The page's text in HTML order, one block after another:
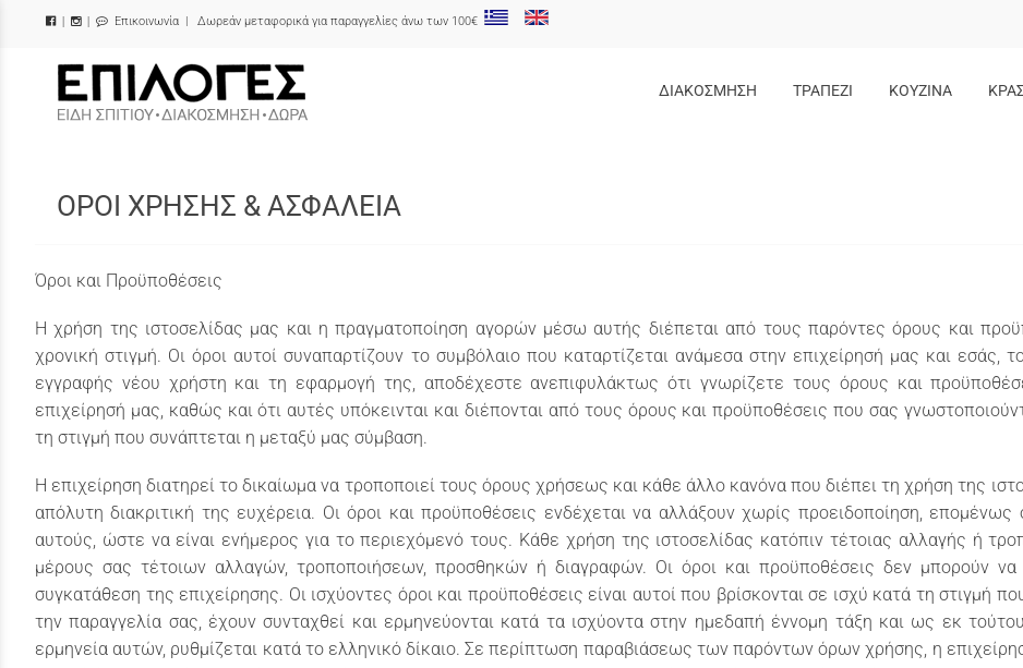
| Επικοινωνία | Δωρεάν μεταφορικά για παραγγελίες άνω των 100€
/
ΔΙΑΚΟΣΜΗΣΗ ΤΡΑΠΕΖΙ ΚΟΥΖΙΝΑ
ΟΡΟΙ ΧΡΗΣΗΣ & ΑΣΦΑΛΕΙΑ
Όροι και Προϋποθέσεις
Η χρήση της ιστοσελίδας μας και η πραγματοποίηση αγορών μέσω αυτής διέπεται από τους παρόντες όρους και
χρονική στιγμή. Οι όροι αυτοί συναπαρτίζουν το συμβόλαιο που καταρτίζεται ανάμεσα στην επιχείρησή μας και
εγγραφής νέου χρήστη και τη εφαρμογή της, αποδέχεστε ανεπιφυλάκτως ότι γνωρίζετε τους όρους και
επιχείρησή μας, καθώς και ότι αυτές υπόκεινται και διέπονται από τους όρους και προϋποθέσεις που σας
τη στιγμή που συνάπτεται η μεταξύ μας σύμβαση.
Η επιχείρηση διατηρεί το δικαίωμα να τροποποιεί τους όρους χρήσεως και κάθε άλλο κανόνα που διέπει τη χρήση της
απόλυτη διακριτική της ευχέρεια. Οι όροι και προϋποθέσεις ενδέχεται να αλλάξουν χωρίς προειδοποίηση,
αυτούς, ώστε να είναι ενήμερος για το περιεχόμενό τους. Κάθε χρήση της ιστοσελίδας κατόπιν τέτοιας αλλαγής ή
μέρους σας τέτοιων αλλαγών, τροποποιήσεων, προσθηκών ή διαγραφών. Οι όροι και προϋποθέσεις δεν μπορούν
συγκατάθεση της επιχείρησης. Οι ισχύοντες όροι και προϋποθέσεις είναι αυτοί που βρίσκονται σε ισχύ κατά τη στιγμή
την παραγγελία σας, έχουν συνταχθεί και ερμηνεύονται κατά τα ισχύοντα στην ημεδαπή έννομη τάξη και ως εκ
ερμηνεία αυτών, ρυθμίζεται κατά το ελληνικό δίκαιο. Σε περίπτωση παραβιάσεως των παρόντων όρων χρήσης, η